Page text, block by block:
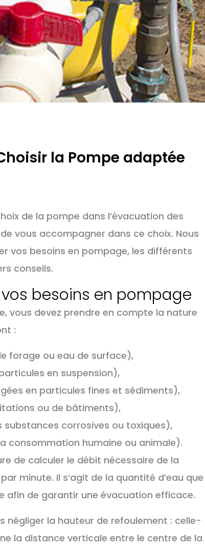
la Pompe adaptée
de la pompe dans l’évacuation des
vous accompagner dans ce choix. Nous
vos besoins en pompage, les différents
conseils.
vos besoins en pompage
vous devez prendre en compte la nature
:
forage ou eau de surface),
en suspension),
en particules fines et sédiments),
ou de bâtiments),
corrosives ou toxiques),
consommation humaine ou animale).
de calculer le débit nécessaire de la
minute. Il s’agit de la quantité d’eau que
afin de garantir une évacuation efficace.
négliger la hauteur de refoulement : celle-
la distance verticale entre le centre de la